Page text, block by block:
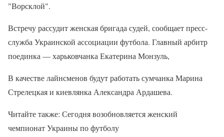
"Ворсклой".
Встречу рассудит женская бригада судей, сообщает пресс-
служба Украинской ассоциации футбола. Главный арбитр
поединка — харьковчанка Екатерина Монзуль,
В качестве лайнсменов будут работать сумчанка Марина
Стрелецкая и киевлянка Александра Ардашева.
Читайте также: Сегодня возобновляется женский
чемпионат Украины по футболу